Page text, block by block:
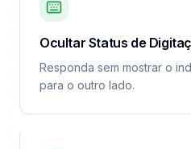
Ocultar Status de
Responda sem mostrar o
para o outro lado.